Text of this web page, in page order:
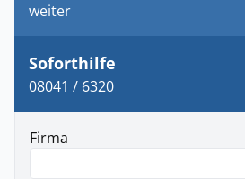
weiter
Soforthilfe
08041 / 6320
Firma